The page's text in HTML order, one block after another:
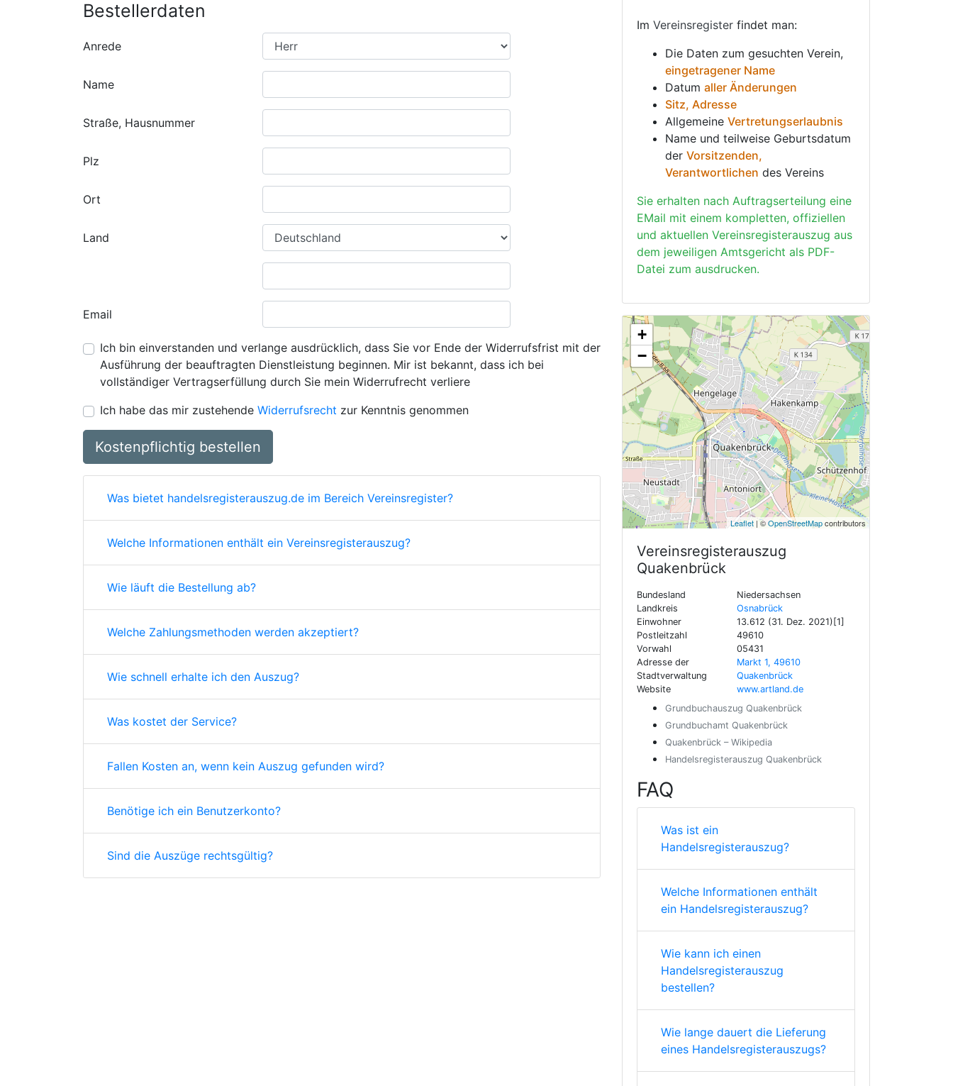
Bestellerdaten
Anrede
Name
Straße, Hausnummer
Plz
Ort
Land
Email
Ich bin einverstanden und verlange ausdrücklich, dass Sie vor Ende der Widerrufsfrist mit der
Ausführung der beauftragten Dienstleistung beginnen. Mir ist bekannt, dass ich bei
vollständiger Vertragserfüllung durch Sie mein Widerrufrecht verliere
Ich habe das mir zustehende Widerrufsrecht zur Kenntnis genommen
Kostenpflichtig bestellen
Was bietet handelsregisterauszug.de im Bereich Vereinsregister?
Welche Informationen enthält ein Vereinsregisterauszug?
Wie läuft die Bestellung ab?
Welche Zahlungsmethoden werden akzeptiert?
Wie schnell erhalte ich den Auszug?
Was kostet der Service?
Fallen Kosten an, wenn kein Auszug gefunden wird?
Benötige ich ein Benutzerkonto?
Sind die Auszüge rechtsgültig?
Im Vereinsregister findet man:
Die Daten zum gesuchten Verein,
eingetragener Name
Datum aller Änderungen
Sitz, Adresse
Allgemeine Vertretungserlaubnis
Name und teilweise Geburtsdatum
der Vorsitzenden,
Verantwortlichen des Vereins
Sie erhalten nach Auftragserteilung eine
EMail mit einem kompletten, offiziellen
und aktuellen Vereinsregisterauszug aus
dem jeweiligen Amtsgericht als PDF-
Datei zum ausdrucken.
+
−
Leaflet | ©OpenStreetMapcontributors
Vereinsregisterauszug
Quakenbrück
Bundesland
Niedersachsen
Landkreis
Osnabrück
Einwohner
13.612 (31. Dez. 2021)[1]
Postleitzahl
49610
Vorwahl
05431
Adresse der
Stadtverwaltung
Markt 1, 49610
Quakenbrück
Website
www.artland.de
Grundbuchauszug Quakenbrück
Grundbuchamt Quakenbrück
Quakenbrück – Wikipedia
Handelsregisterauszug Quakenbrück
FAQ
Was ist ein
Handelsregisterauszug?
Welche Informationen enthält
ein Handelsregisterauszug?
Wie kann ich einen
Handelsregisterauszug
bestellen?
Wie lange dauert die Lieferung
eines Handelsregisterauszugs?